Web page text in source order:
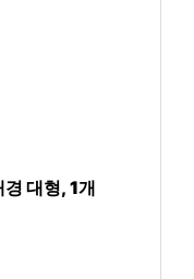
대형, 1개